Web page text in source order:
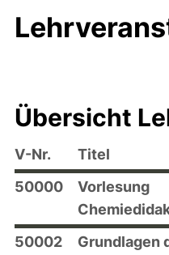
Übersicht
V-Nr. Titel
50000
Vorlesung
50002
Grundlagen